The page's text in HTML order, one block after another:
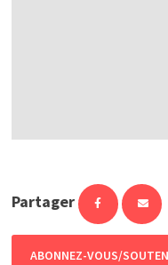
Partager
ABONNEZ-VOUS/